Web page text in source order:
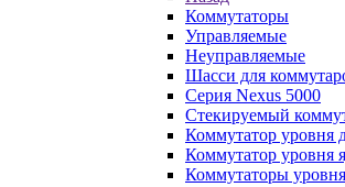
Коммутаторы
Управляемые
Неуправляемые
Шасси для
Серия Nexus 5000
Стекируемый
Коммутатор уровня
Коммутатор уровня
Коммутаторы